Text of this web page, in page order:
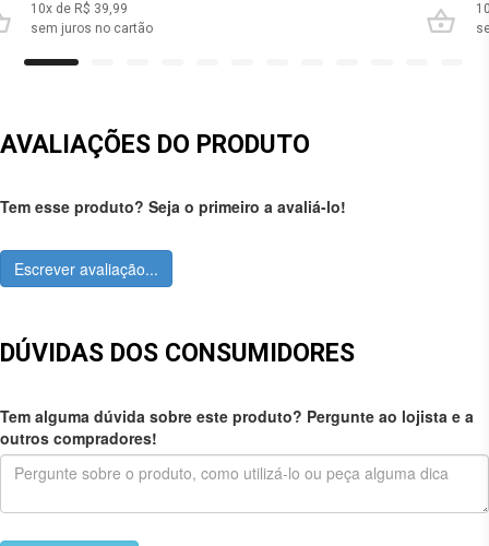
10x de R$ 39,99
sem juros no cartão
AVALIAÇÕES DO PRODUTO
Tem esse produto? Seja o primeiro a avaliá-lo!
Escrever avaliação...
DÚVIDAS DOS CONSUMIDORES
Tem alguma dúvida sobre este produto? Pergunte ao lojista e a
outros compradores!